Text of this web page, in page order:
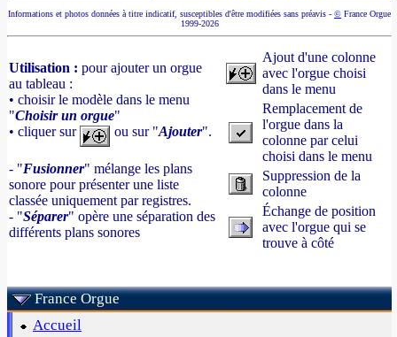
Informations et photos données à titre indicatif, susceptibles d'être modifiées sans préavis - © France Orgue
1999-2026
Utilisation : pour ajouter un orgue
au tableau :
• choisir le modèle dans le menu
"Choisir un orgue"
• cliquer sur
ou sur "Ajouter".
- "Fusionner" mélange les plans
sonore pour présenter une liste
classée uniquement par registres.
- "Séparer" opère une séparation des
différents plans sonores
Ajout d'une colonne
avec l'orgue choisi
dans le menu
Remplacement de
l'orgue dans la
colonne par celui
choisi dans le menu
Suppression de la
colonne
Échange de position
avec l'orgue qui se
trouve à côté
France Orgue
Accueil